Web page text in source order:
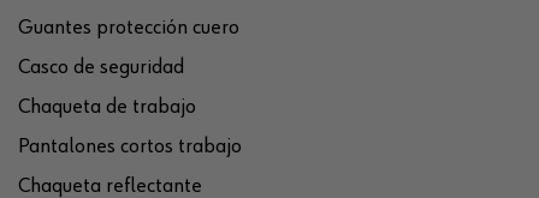
Guantes protección cuero
Casco de seguridad
Chaqueta de trabajo
Pantalones cortos trabajo
Chaqueta reflectante